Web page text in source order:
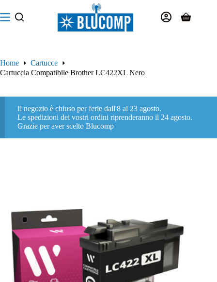
al
contenuto
Carrello
Home
Cartucce
Cartuccia Compatibile Brother LC422XL Nero
Il negozio è chiuso per ferie dall'8 al 23 agosto.
Le spedizioni dei vostri ordini riprenderanno il 24 agosto.
Grazie per aver scelto Blucomp